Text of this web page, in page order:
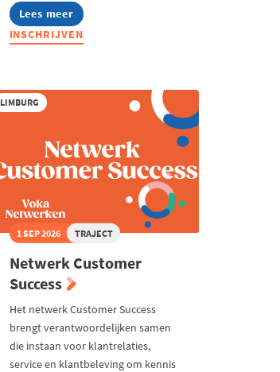
Lees meer
about
Netwerk
Sales
INSCHRIJVEN
LIMBURG
1 SEP 2026 TRAJECT
Netwerk Customer
Success
Het netwerk Customer Success
brengt verantwoordelijken samen
die instaan voor klantrelaties,
service en klantbeleving om kennis